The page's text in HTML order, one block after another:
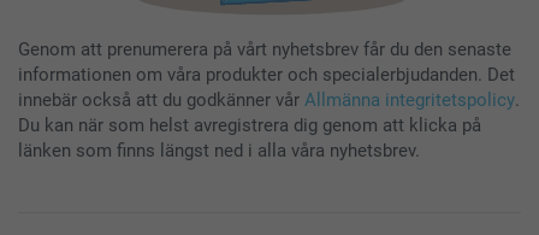
Genom att prenumerera på vårt nyhetsbrev får du den senaste
informationen om våra produkter och specialerbjudanden. Det
innebär också att du godkänner vår Allmänna integritetspolicy.
Du kan när som helst avregistrera dig genom att klicka på
länken som finns längst ned i alla våra nyhetsbrev.